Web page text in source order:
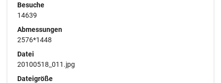
Besuche
14639
Abmessungen
2576*1448
Datei
20100518_011.jpg
Dateigröße